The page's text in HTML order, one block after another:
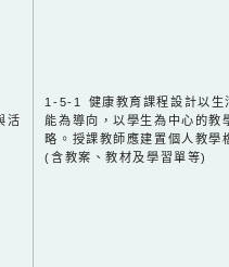
活
1-5-1 健康教育課程設計以生
能為導向，以學生為中心的教
略。授課教師應建置個人教學
(含教案、教材及學習單等)